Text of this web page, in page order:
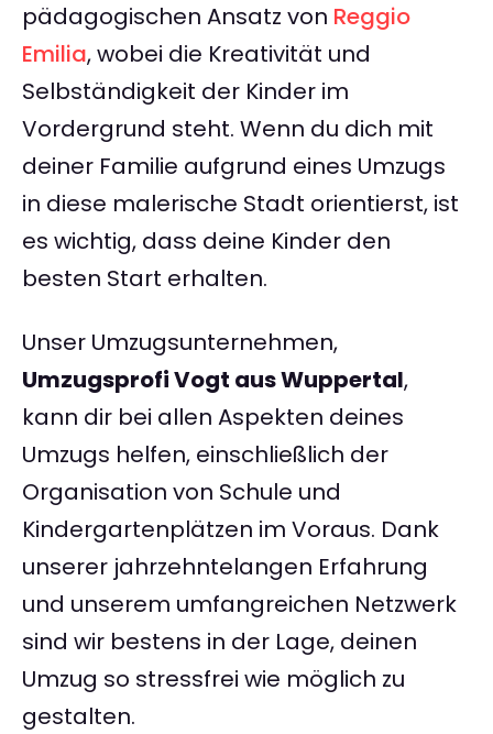
pädagogischen Ansatz von Reggio
Emilia, wobei die Kreativität und
Selbständigkeit der Kinder im
Vordergrund steht. Wenn du dich mit
deiner Familie aufgrund eines Umzugs
in diese malerische Stadt orientierst, ist
es wichtig, dass deine Kinder den
besten Start erhalten.
Unser Umzugsunternehmen,
Umzugsprofi Vogt aus Wuppertal,
kann dir bei allen Aspekten deines
Umzugs helfen, einschließlich der
Organisation von Schule und
Kindergartenplätzen im Voraus. Dank
unserer jahrzehntelangen Erfahrung
und unserem umfangreichen Netzwerk
sind wir bestens in der Lage, deinen
Umzug so stressfrei wie möglich zu
gestalten.